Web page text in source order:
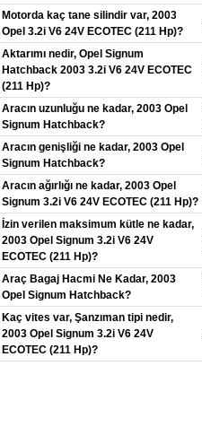
Motorda kaç tane silindir var, 2003
Opel 3.2i V6 24V ECOTEC (211 Hp)?
Aktarımı nedir, Opel Signum
Hatchback 2003 3.2i V6 24V ECOTEC
(211 Hp)?
Aracın uzunluğu ne kadar, 2003 Opel
Signum Hatchback?
Aracın genişliği ne kadar, 2003 Opel
Signum Hatchback?
Aracın ağırlığı ne kadar, 2003 Opel
Signum 3.2i V6 24V ECOTEC (211 Hp)?
İzin verilen maksimum kütle ne kadar,
2003 Opel Signum 3.2i V6 24V
ECOTEC (211 Hp)?
Araç Bagaj Hacmi Ne Kadar, 2003
Opel Signum Hatchback?
Kaç vites var, Şanzıman tipi nedir,
2003 Opel Signum 3.2i V6 24V
ECOTEC (211 Hp)?